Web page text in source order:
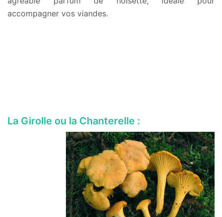
accompagner vos viandes.
La Girolle ou la Chanterelle :